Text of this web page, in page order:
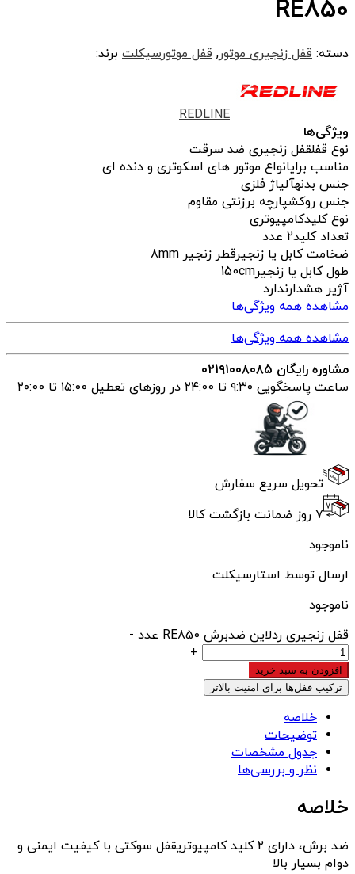
RE850
دسته: قفل زنجیری موتور, قفل موتورسیکلت برند:
REDLINE
ویژگی‌ها
نوع قفلقفل زنجیری ضد سرقت
مناسب برایانواع موتور های اسکوتری و دنده ای
جنس بدنهآلیاژ فلزی
جنس روکشپارچه برزنتی مقاوم
نوع کلیدکامپیوتری
تعداد کلید2 عدد
ضخامت کابل یا زنجیرقطر زنجیر 8mm
طول کابل یا زنجیر150cm
آژیر هشدارندارد
مشاهده همه ویژگی‌ها
مشاهده همه ویژگی‌ها
مشاوره رایگان ۰۲۱۹۱۰۰۸۰۸۵
ساعت پاسخگویی ۹:۳۰ تا ۲۴:00 در روزهای تعطیل ۱۵:00 تا ۲۰:00
تحویل سریع سفارش
۷ روز ضمانت بازگشت کالا
ناموجود
ارسال توسط استارسیکلت
ناموجود
قفل زنجیری ردلاین ضدبرش RE850 عدد
-
+
افزودن به سبد خرید
ترکیب قفل‌ها برای امنیت بالاتر
خلاصه
توضیحات
جدول مشخصات
نظر و بررسی‌ها
خلاصه
ضد برش، دارای 2 کلید کامپیوتریقفل سوکتی با کیفیت ایمنی و
دوام بسیار بالا